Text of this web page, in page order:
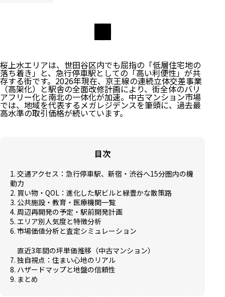
桜上水エリアは、世田谷区内でも屈指の「低層住宅地の
落ち着き」と、急行停車駅としての「高い利便性」が共
存する街です。2026年現在、京王線の連続立体交差事業
（高架化）と駅舎の全面改修計画により、街全体のバリ
アフリー化と南北の一体化が加速。中古マンション市場
では、地域を代表するメガレジデンスを筆頭に、過去最
高水準の取引価格が続いています。
目次
1. 交通アクセス：急行停車駅、新宿・渋谷へ15分圏内の機
動力
2. 買い物・QOL：進化した駅ビルと緑豊かな散策路
3. 公共施設・教育・医療機関一覧
4. 周辺再開発の予定・駅前開発計画
5. エリア別人気度と特徴分析
6. 市場価値分析と査定シミュレーション
直近3年間の坪単価推移（中古マンション）
7. 独自視点：住まい心地のリアル
8. ハザードマップと地盤の信頼性
9. まとめ